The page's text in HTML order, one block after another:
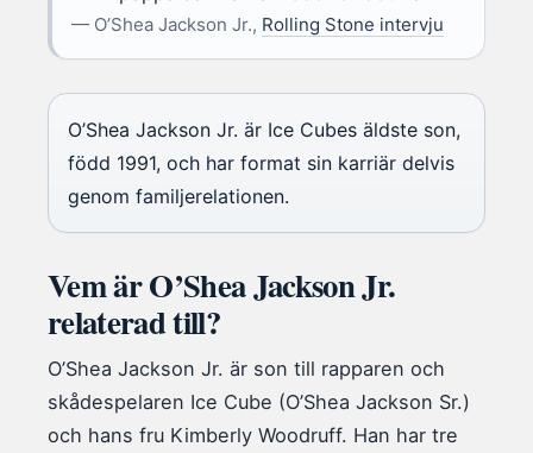
— O’Shea Jackson Jr., Rolling Stone intervju
O’Shea Jackson Jr. är Ice Cubes äldste son,
född 1991, och har format sin karriär delvis
genom familjerelationen.
Vem är O’Shea Jackson Jr.
relaterad till?
O’Shea Jackson Jr. är son till rapparen och
skådespelaren Ice Cube (O’Shea Jackson Sr.)
och hans fru Kimberly Woodruff. Han har tre